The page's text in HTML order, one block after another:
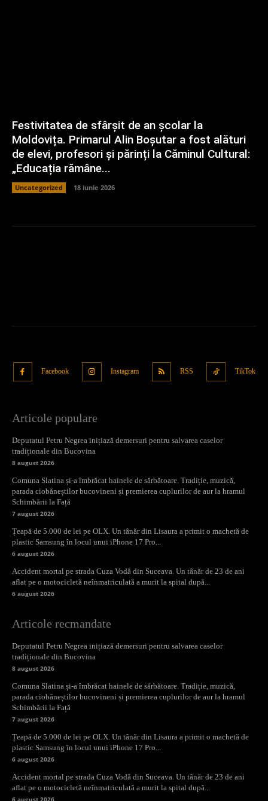
Festivitatea de sfârșit de an școlar la
Moldovița. Primarul Alin Boșutar a fost alături
de elevi, profesori și părinți la Căminul Cultural:
„Educația rămâne...
Uncategorized 18 iunie 2026
Facebook Instagram RSS TikTok
Articole populare
Deputatul Petru Negrea inițiază demersuri pentru salvarea caselor
tradiționale din Bucovina
8 august 2026
Comuna Slatina și-a îmbrăcat hainele de sărbătoare. Tradiție, muzică,
parada ciobăneștilor bucovineni și premierea cuplurilor de aur la hramul
Schimbării la Față
7 august 2026
Țeapă de 5.000 de lei pe OLX. Un tânăr din Lisaura a primit o machetă de
plastic Samsung în locul unui iPhone 17 Pro...
6 august 2026
Accident mortal pe strada Cuza Vodă din Suceava. Un tânăr de 23 de ani
aflat pe o motocicletă neînmatriculată a murit la spital după...
6 august 2026
Articole recmandate
Deputatul Petru Negrea inițiază demersuri pentru salvarea caselor
tradiționale din Bucovina
8 august 2026
Comuna Slatina și-a îmbrăcat hainele de sărbătoare. Tradiție, muzică,
parada ciobăneștilor bucovineni și premierea cuplurilor de aur la hramul
Schimbării la Față
7 august 2026
Țeapă de 5.000 de lei pe OLX. Un tânăr din Lisaura a primit o machetă de
plastic Samsung în locul unui iPhone 17 Pro...
6 august 2026
Accident mortal pe strada Cuza Vodă din Suceava. Un tânăr de 23 de ani
aflat pe o motocicletă neînmatriculată a murit la spital după...